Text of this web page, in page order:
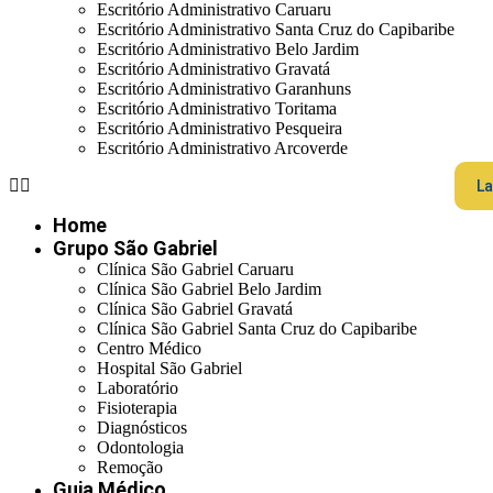
Escritório Administrativo Caruaru
Escritório Administrativo Santa Cruz do Capibaribe
Escritório Administrativo Belo Jardim
Escritório Administrativo Gravatá
Escritório Administrativo Garanhuns
Escritório Administrativo Toritama
Escritório Administrativo Pesqueira
Escritório Administrativo Arcoverde
Home
Grupo São Gabriel
Clínica São Gabriel Caruaru
Clínica São Gabriel Belo Jardim
Clínica São Gabriel Gravatá
Clínica São Gabriel Santa Cruz do Capibaribe
Centro Médico
Hospital São Gabriel
Laboratório
Fisioterapia
Diagnósticos
Odontologia
Remoção